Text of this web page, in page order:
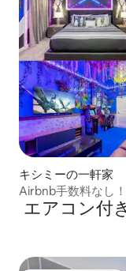
キシミーの一軒家
Airbnb手数料なし
ム243541！
エアコン付